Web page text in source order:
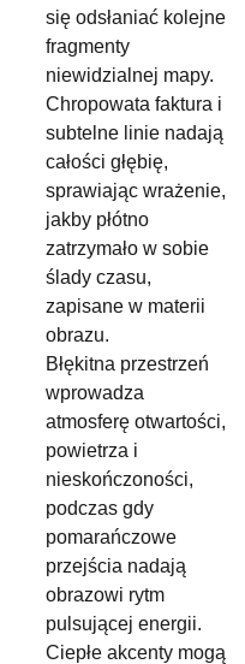
się odsłaniać kolejne
fragmenty
niewidzialnej mapy.
Chropowata faktura i
subtelne linie nadają
całości głębię,
sprawiając wrażenie,
jakby płótno
zatrzymało w sobie
ślady czasu,
zapisane w materii
obrazu.
Błękitna przestrzeń
wprowadza
atmosferę otwartości,
powietrza i
nieskończoności,
podczas gdy
pomarańczowe
przejścia nadają
obrazowi rytm
pulsującej energii.
Ciepłe akcenty mogą